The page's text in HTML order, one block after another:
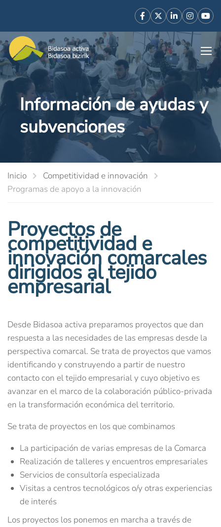
Información de ayudas y
subvenciones
Inicio
Competitividad e innovación
Programas de apoyo a la innovación
Proyectos de
competitividad e
innovación comarcales
dirigidos al tejido
empresarial
Desde Bidasoa activa preparamos proyectos que dan
respuesta a las necesidades de las empresas desde la
perspectiva comarcal. Se trata de proyectos que vamos
identificando y construyendo a partir de nuestro
contacto con el tejido empresarial y cuyo objetivo es
avanzar en el marco de la colaboración público-privada
en la transformación económica del territorio.
Se trata de proyectos en los que combinamos
La participación de varias empresas de la Comarca
Realización de talleres y encuentros empresariales
Servicios de consultoría especializada
Visitas a centros tecnológicos o/y otras experiencias
de interés
Los proyectos los ponemos en marcha a través de